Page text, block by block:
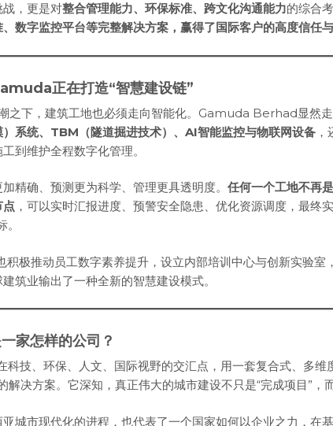
，更是对整合管理能力、环保标准、跨文化沟通能力的综合考
数字监控平台等完整解决方案，赢得了国际客户的高度信任与
正在打造“智慧建设链”
之下，建筑工地也必须走向智能化。Gamuda Berhad显然
系统、TBM（隧道掘进技术）、AI智能监控与物联网设备
到维护全程数字化管理。
精确、预测更为科学、管理更具透明度。 任何一个工地不再
点 ，可以实时汇报进度、预警安全隐患、优化资源调度，最终
极推动员工数字素养提升，设立内部培训中心与创新实验室
筑业输出了一种全新的智慧建设模式。
家怎样的公司？
技、环保、人文、国际视野的交汇点，用一套复合式、多维
解决方案。它深知，真正伟大的城市建设不只是“完成项目”，而
城市现代化的进程，也代表了一个国家如何以企业之力，在